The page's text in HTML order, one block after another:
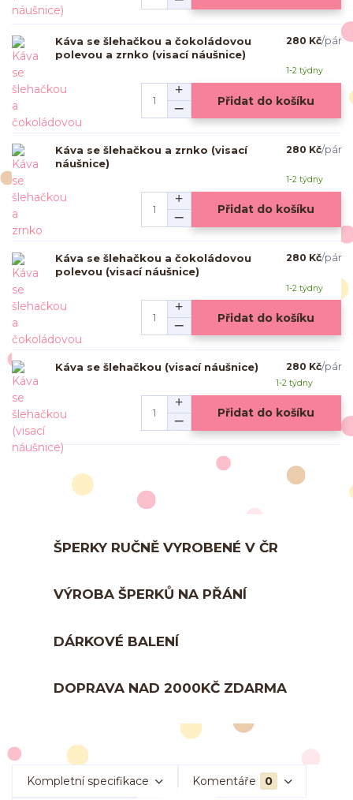
Káva se šlehačkou a čokoládovou
polevou a zrnko (visací náušnice)
280 Kč/pár
1-2 týdny
Přidat do košíku
Káva se šlehačkou a zrnko (visací
náušnice)
280 Kč/pár
1-2 týdny
Přidat do košíku
Káva se šlehačkou a čokoládovou
polevou (visací náušnice)
280 Kč/pár
1-2 týdny
Přidat do košíku
Káva se šlehačkou (visací náušnice) 280 Kč/pár
1-2 týdny
Přidat do košíku
ŠPERKY RUČNĚ VYROBENÉ V ČR
VÝROBA ŠPERKŮ NA PŘÁNÍ
DÁRKOVÉ BALENÍ
DOPRAVA NAD 2000KČ ZDARMA
Kompletní specifikace Komentáře 0